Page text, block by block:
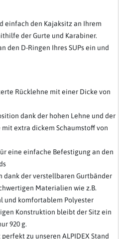
einfach den Kajaksitz an Ihrem
der Gurte und Karabiner.
den D-Ringen Ihres SUPs ein und
Rücklehne mit einer Dicke von
dank der hohen Lehne und der
extra dickem Schaumstoff von
eine einfache Befestigung an den
dank der verstellbaren Gurtbänder
Materialien wie z.B.
und komfortablem Polyester
Konstruktion bleibt der Sitz ein
920 g.
zu unseren ALPIDEX Stand